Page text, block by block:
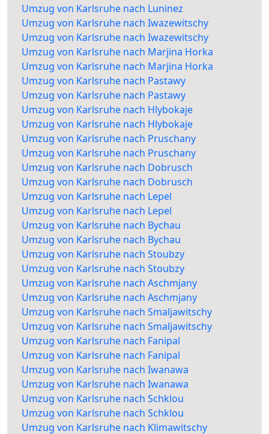
Umzug von Karlsruhe nach Luninez
Umzug von Karlsruhe nach Iwazewitschy
Umzug von Karlsruhe nach Iwazewitschy
Umzug von Karlsruhe nach Marjina Horka
Umzug von Karlsruhe nach Marjina Horka
Umzug von Karlsruhe nach Pastawy
Umzug von Karlsruhe nach Pastawy
Umzug von Karlsruhe nach Hlybokaje
Umzug von Karlsruhe nach Hlybokaje
Umzug von Karlsruhe nach Pruschany
Umzug von Karlsruhe nach Pruschany
Umzug von Karlsruhe nach Dobrusch
Umzug von Karlsruhe nach Dobrusch
Umzug von Karlsruhe nach Lepel
Umzug von Karlsruhe nach Lepel
Umzug von Karlsruhe nach Bychau
Umzug von Karlsruhe nach Bychau
Umzug von Karlsruhe nach Stoubzy
Umzug von Karlsruhe nach Stoubzy
Umzug von Karlsruhe nach Aschmjany
Umzug von Karlsruhe nach Aschmjany
Umzug von Karlsruhe nach Smaljawitschy
Umzug von Karlsruhe nach Smaljawitschy
Umzug von Karlsruhe nach Fanipal
Umzug von Karlsruhe nach Fanipal
Umzug von Karlsruhe nach Iwanawa
Umzug von Karlsruhe nach Iwanawa
Umzug von Karlsruhe nach Schklou
Umzug von Karlsruhe nach Schklou
Umzug von Karlsruhe nach Klimawitschy